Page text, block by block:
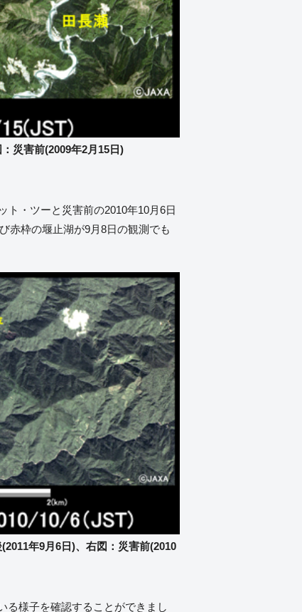
災害前(2009年2月15日)
ト・ツーと災害前の2010年10月6日
赤枠の堰止湖が9月8日の観測でも
年9月6日)、右図：災害前(2010
る様子を確認することができまし